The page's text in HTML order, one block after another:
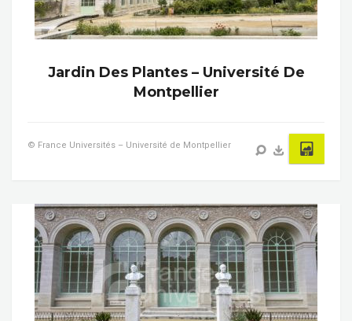
Jardin Des Plantes – Université De
Montpellier
© France Universités – Université de Montpellier